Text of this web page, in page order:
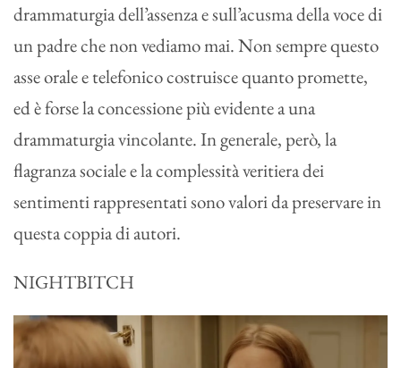
drammaturgia dell’assenza e sull’acusma della voce di
un padre che non vediamo mai. Non sempre questo
asse orale e telefonico costruisce quanto promette,
ed è forse la concessione più evidente a una
drammaturgia vincolante. In generale, però, la
flagranza sociale e la complessità veritiera dei
sentimenti rappresentati sono valori da preservare in
questa coppia di autori.
NIGHTBITCH